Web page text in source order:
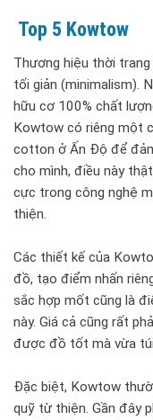
Top 5 Kowtow
Thương hiệu thời
tối giản (minimalism).
hữu cơ 100% chất
Kowtow có riêng một
cotton ở Ấn Độ để
cho mình, điều này
cực trong công nghệ
thiện.
Các thiết kế của
đồ, tạo điểm nhấn
sắc hợp mốt cũng là
này. Giá cả cũng rất
được đồ tốt mà vừa
Đặc biệt, Kowtow
quỹ từ thiện. Gần đây